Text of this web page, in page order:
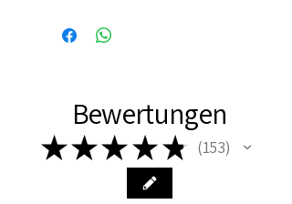
vaak de volgende dag al in
huis!
Bewertungen
★★★ ★ ★ 153
153